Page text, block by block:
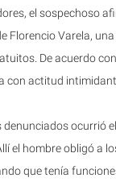
el sospechoso
Florencio Varela,
De acuerdo
con actitud
denunciados ocurrió
el hombre obligó a
que tenía